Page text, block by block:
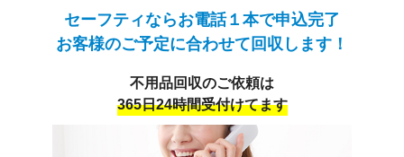
どうしようと困ってしまいます。
今回も大小様々なタンスやマットレスに
ベビー用品･レンジ･椅子などがあり
おっしゃられていました。
皆さんも処分したいという物がありましたら
安心の兵庫セーフティにご相談ください。
大きな物でも小さな物でも回収致します。
セーフティならお電話１本で申込完了
お客様のご予定に合わせて回収します！
不用品回収のご依頼は
365日24時間受付けてます